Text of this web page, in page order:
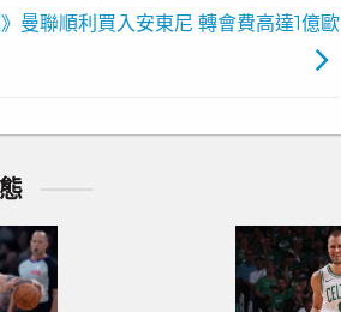
曼聯順利買入安東尼 轉會費高達1億歐